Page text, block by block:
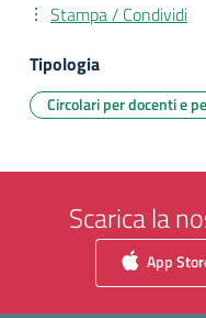
Stampa / Condividi
Tipologia
Circolari per docenti e
Scarica la
App